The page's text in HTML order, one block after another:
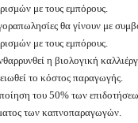
με τους εμπόρους.
θα γίνουν με
με τους εμπόρους.
η βιολογική
το κόστος παραγωγής.
του 50% των
των καπνοπαραγωγών.